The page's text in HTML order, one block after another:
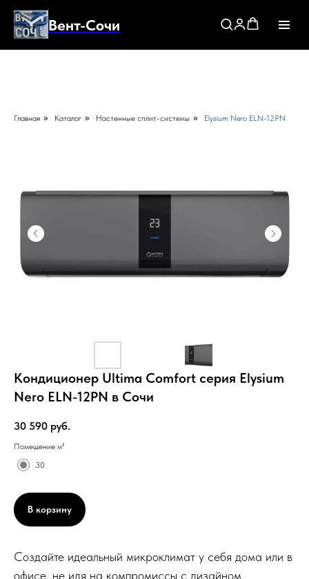
Вент-Сочи
Главная » Каталог » Настенные сплит-системы » Elysium Nero ELN-12PN
Кондиционер Ultima Comfort серия Elysium
Nero ELN-12PN в Сочи
30 590 руб.
Помещение м²
30
В корзину
Создайте идеальный микроклимат у себя дома или в
офисе, не идя на компромиссы с дизайном.